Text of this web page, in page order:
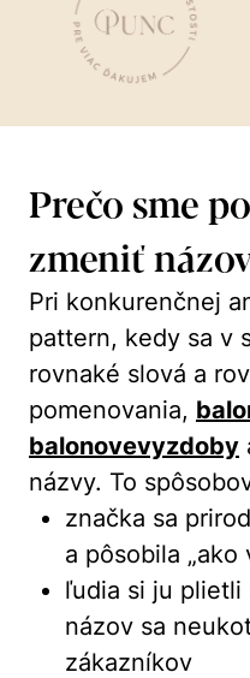
Prečo sme
zmeniť
Pri konkurenčnej
pattern, kedy sa v
rovnaké slová a
pomenovania,
balonovevyzdoby
názvy. To
značka sa
a pôsobila „ako
ľudia si ju plietli
názov sa
zákazníkov